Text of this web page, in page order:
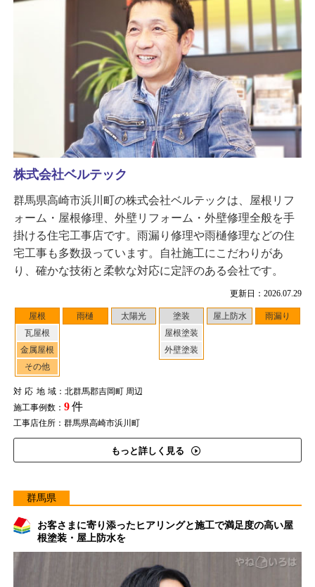
更新日：2026.07.29
屋根
瓦屋根
金属屋根
その他
雨樋 太陽光
塗装
屋根塗装
外壁塗装
屋上防水 雨漏り
対応地域：北群馬郡吉岡町 周辺
施工事例数： 9件
工事店住所：群馬県高崎市浜川町
もっと詳しく見る
株式会社ベルテック
群馬県高崎市浜川町の株式会社ベルテックは、屋根リフ
ォーム・屋根修理、外壁リフォーム・外壁修理全般を手
掛ける住宅工事店です。雨漏り修理や雨樋修理などの住
宅工事も多数扱っています。自社施工にこだわりがあ
り、確かな技術と柔軟な対応に定評のある会社です。
群馬県
お客さまに寄り添ったヒアリングと施工で満足度の高い屋
根塗装・屋上防水を